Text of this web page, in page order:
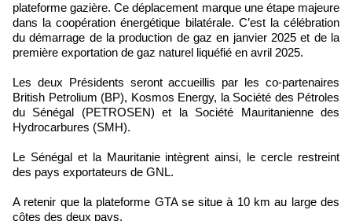
plateforme gazière. Ce déplacement marque une étape majeure
dans la coopération énergétique bilatérale. C’est la célébration
du démarrage de la production de gaz en janvier 2025 et de la
première exportation de gaz naturel liquéfié en avril 2025.
Les deux Présidents seront accueillis par les co-partenaires
British Petrolium (BP), Kosmos Energy, la Société des Pétroles
du Sénégal (PETROSEN) et la Société Mauritanienne des
Hydrocarbures (SMH).
Le Sénégal et la Mauritanie intègrent ainsi, le cercle restreint
des pays exportateurs de GNL.
A retenir que la plateforme GTA se situe à 10 km au large des
côtes des deux pays.